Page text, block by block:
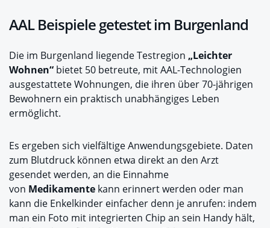
AAL Beispiele getestet im Burgenland
Die im Burgenland liegende Testregion „Leichter
Wohnen“ bietet 50 betreute, mit AAL-Technologien
ausgestattete Wohnungen, die ihren über 70-jährigen
Bewohnern ein praktisch unabhängiges Leben
ermöglicht.
Es ergeben sich vielfältige Anwendungsgebiete. Daten
zum Blutdruck können etwa direkt an den Arzt
gesendet werden, an die Einnahme
von Medikamente kann erinnert werden oder man
kann die Enkelkinder einfacher denn je anrufen: indem
man ein Foto mit integrierten Chip an sein Handy hält,